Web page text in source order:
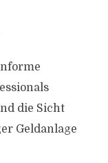
die Sicht
Geldanlage